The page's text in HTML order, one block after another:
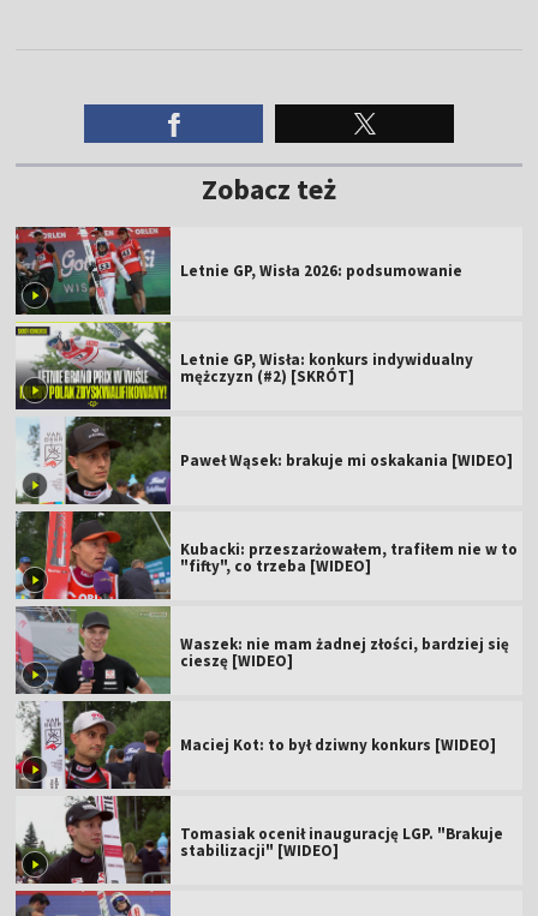
Zobacz też
Letnie GP, Wisła 2026: podsumowanie
Letnie GP, Wisła: konkurs indywidualny
mężczyzn (#2) [SKRÓT]
Paweł Wąsek: brakuje mi oskakania [WIDEO]
Kubacki: przeszarżowałem, trafiłem nie w to
"fifty", co trzeba [WIDEO]
Waszek: nie mam żadnej złości, bardziej się
cieszę [WIDEO]
Maciej Kot: to był dziwny konkurs [WIDEO]
Tomasiak ocenił inaugurację LGP. "Brakuje
stabilizacji" [WIDEO]